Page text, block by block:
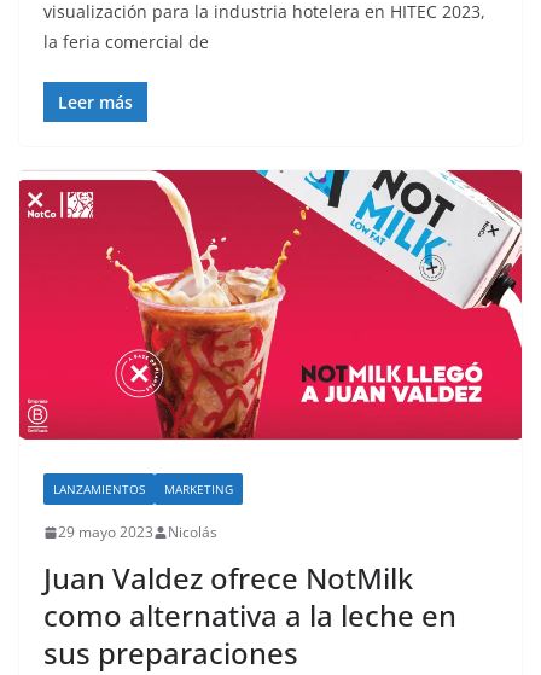
visualización para la industria hotelera en HITEC 2023,
la feria comercial de
Leer más
LANZAMIENTOS MARKETING
29 mayo 2023 Nicolás
Juan Valdez ofrece NotMilk
como alternativa a la leche en
sus preparaciones